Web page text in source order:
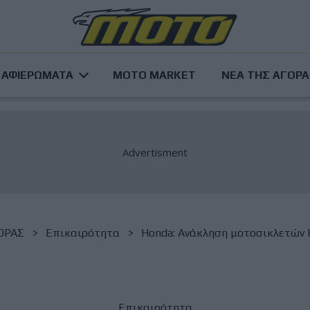
ΑΦΙΕΡΩΜΑΤΑ MOTO MARKET ΝΕΑ ΤΗΣ
Επικαιρότητα Honda: Ανάκληση μοτοσικλετών